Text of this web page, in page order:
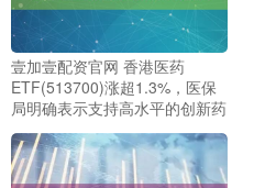
壹加壹配资官网 香港医药
ETF(513700)涨超1.3%，医保
局明确表示支持高水平的创新药